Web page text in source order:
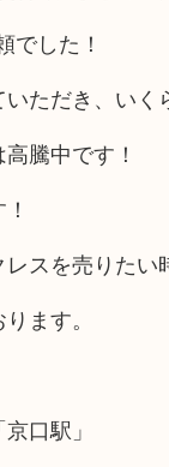
でした！
ただき、い
騰中です！
スを売りた
ます。
口駅」